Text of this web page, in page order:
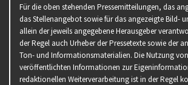
Für die oben stehenden Pressemitteilungen, das
das Stellenangebot sowie für das angezeigte Bild-
allein der jeweils angegebene Herausgeber
der Regel auch Urheber der Pressetexte sowie der
Ton- und Informationsmaterialien. Die Nutzung
veröffentlichten Informationen zur
redaktionellen Weiterverarbeitung ist in der Regel